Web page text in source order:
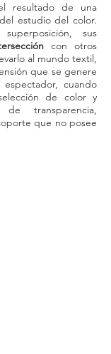
resultado de una
estudio del color.
sus
con otros
al mundo textil,
que se genere
cuando
de color y
transparencia,
que no posee